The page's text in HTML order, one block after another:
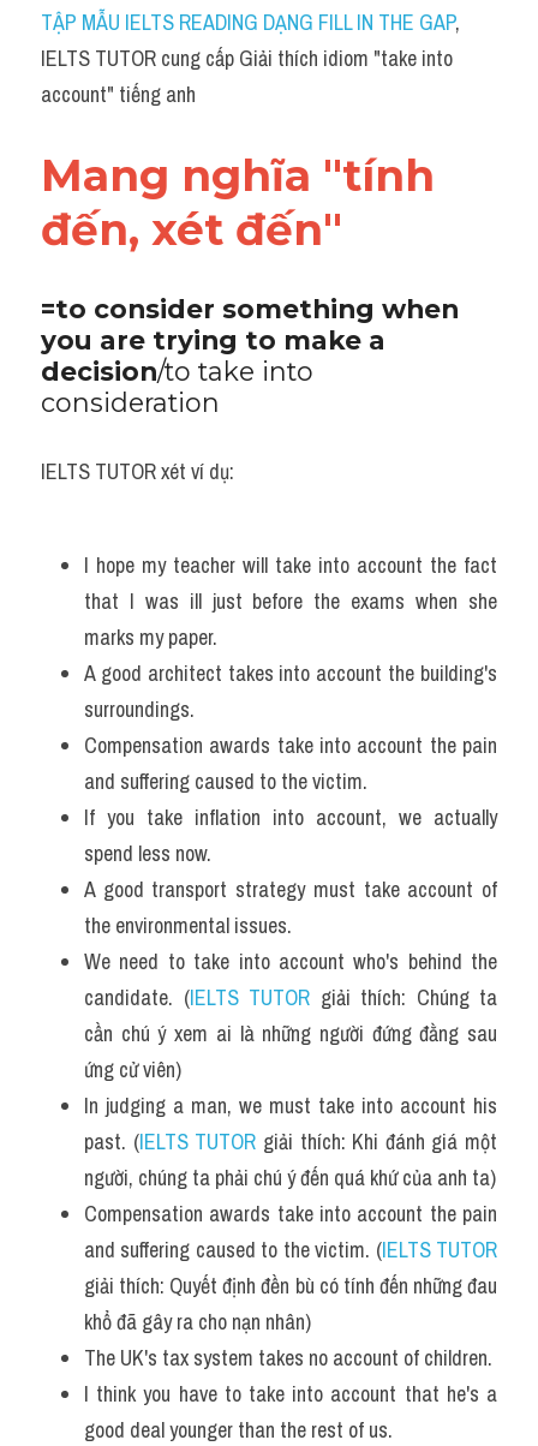
Idiom
Grammar
Word form
Cách dùng từ
Đề thi thật Task 2
Speaking
Vocabulary
TẬP MẪU IELTS READING DẠNG FILL IN THE GAP,
IELTS TUTOR cung cấp Giải thích idiom "take into
account" tiếng anh
Mang nghĩa "tính
đến, xét đến"
=to consider something when
you are trying to make a
decision/to take into
consideration
IELTS TUTOR xét ví dụ:
I hope my teacher will take into account the fact
that I was ill just before the exams when she
marks my paper.
A good architect takes into account the building's
surroundings.
Compensation awards take into account the pain
and suffering caused to the victim.
If you take inflation into account, we actually
spend less now.
A good transport strategy must take account of
the environmental issues.
We need to take into account who's behind the
candidate. (IELTS TUTOR giải thích: Chúng ta
cần chú ý xem ai là những người đứng đằng sau
ứng cử viên)
In judging a man, we must take into account his
past. (IELTS TUTOR giải thích: Khi đánh giá một
người, chúng ta phải chú ý đến quá khứ của anh ta)
Compensation awards take into account the pain
and suffering caused to the victim. (IELTS TUTOR
giải thích: Quyết định đền bù có tính đến những đau
khổ đã gây ra cho nạn nhân)
The UK's tax system takes no account of children.
I think you have to take into account that he's a
good deal younger than the rest of us.